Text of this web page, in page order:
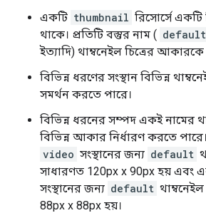
একটি thumbnail রিসোর্সে
থাকে। প্রতিটি বস্তুর নাম ( default
ইত্যাদি) থাম্বনেইল চিত্রের
বিভিন্ন ধরণের সংস্থান বিভিন্ন
সমর্থন করতে পারে।
বিভিন্ন ধরনের সম্পদ একই নামের
বিভিন্ন আকার নির্ধারণ করতে
video সংস্থানের জন্য default
সাধারণত 120px x 90px হয় এবং
সংস্থানের জন্য default
88px x 88px হয়।